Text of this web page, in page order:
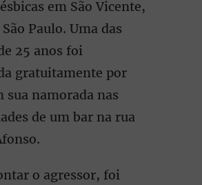
em São Vicente,
Paulo. Uma das
25 anos foi
gratuitamente por
sua namorada nas
de um bar na rua
o agressor, foi